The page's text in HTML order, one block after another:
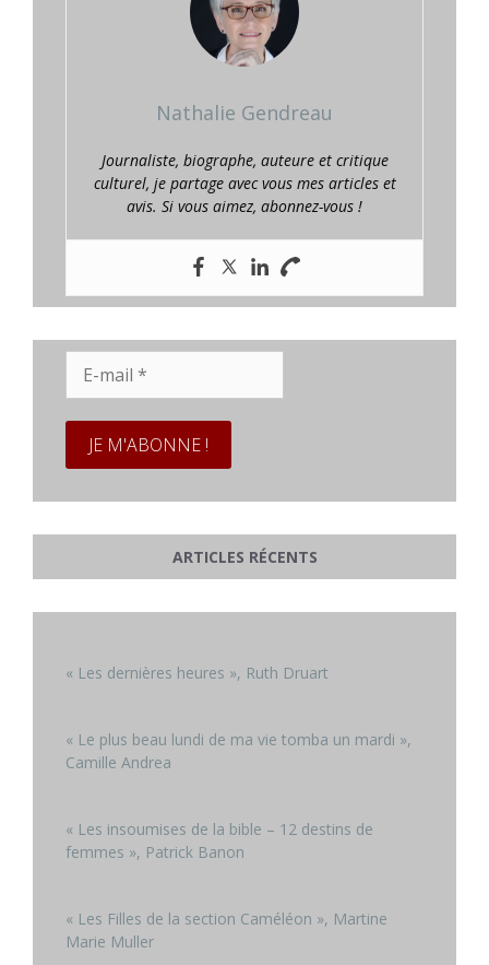
Nathalie Gendreau
Journaliste, biographe, auteure et critique
culturel, je partage avec vous mes articles et
avis. Si vous aimez, abonnez-vous !
mail
ARTICLES RÉCENTS
« Les dernières heures », Ruth Druart
« Le plus beau lundi de ma vie tomba un mardi »,
Camille Andrea
« Les insoumises de la bible – 12 destins de
femmes », Patrick Banon
« Les Filles de la section Caméléon », Martine
Marie Muller